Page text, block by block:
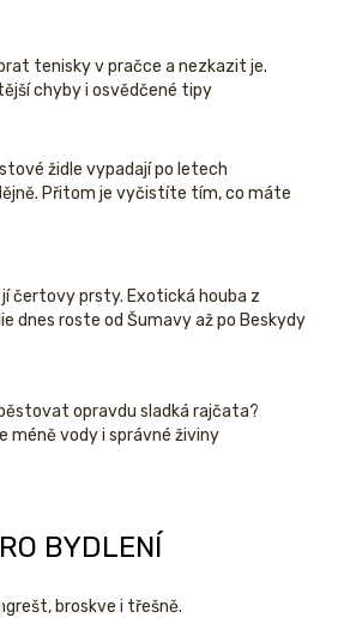
tenisky v pračce a nezkazit je.
chyby i osvědčené tipy
židle vypadají po letech
Přitom je vyčistíte tím, co máte
jí čertovy prsty. Exotická houba z
dnes roste od Šumavy až po Beskydy
opravdu sladká rajčata?
méně vody i správné živiny
BYDLENÍ
broskve i třešně.